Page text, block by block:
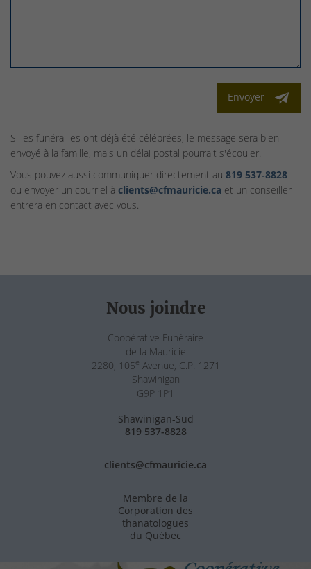
Envoyer
Si les funérailles ont déjà été célébrées, le message sera bien
envoyé à la famille, mais un délai postal pourrait s'écouler.
Vous pouvez aussi communiquer directement au 819 537‑8828
ou envoyer un courriel à clients@cfmauricie.ca et un conseiller
entrera en contact avec vous.
Nous joindre
Coopérative Funéraire
de la Mauricie
2280, 105e Avenue, C.P. 1271
Shawinigan
G9P 1P1
Shawinigan-Sud
819 537-8828
clients@cfmauricie.ca
Membre de la
Corporation des
thanatologues
du Québec